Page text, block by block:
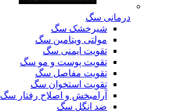
درمانی سگ
شیرخشک سگ
مولتی ویتامین سگ
تقویت ایمنی سگ
تقویت پوست و مو سگ
تقویت مفاصل سگ
تقویت استخوان سگ
آرامبخش و اصلاح رفتار سگ
ضد انگل سگ